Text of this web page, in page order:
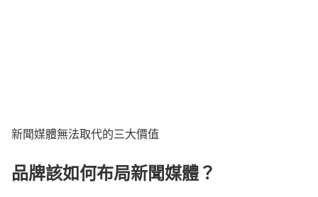
新聞媒體無法取代的三大價值
品牌該如何布局新聞媒體？